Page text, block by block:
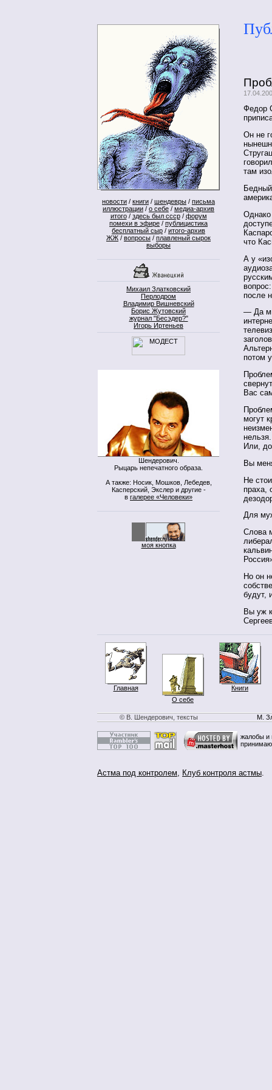
новости / книги / шендевры / письма
иллюстрации / о себе / медиа-архив
итого/ здесь был ссср/ форум
помехи в эфире / публицистика
бесплатный сыр / итого-архив
ЖЖ / вопросы / плавленый сырок
выборы
Михаил Златковский
Перлодром
Владимир Вишневский
Борис Жутовский
журнал "Бесэдер?"
Игорь Иртеньев
Шендерович.
Рыцарь непечатного образа.
А также: Носик, Мошков, Лебедев,
Касперский, Экслер и другие -
в галерее «Человеки»
моя кнопка
Федор
Он не
там
Однако
что
А у
после
— Да мы
потом
Вас
могут
Или,
Вы
Не
праха,
Для
Слова
Но он
будут,
Вы уж
Главная
О себе
Книги
© В. Шендерович, тексты М.
жалобы и
Астма под контролем, Клуб контроля астмы.